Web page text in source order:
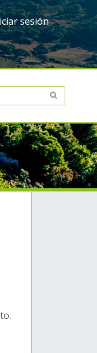
sesión